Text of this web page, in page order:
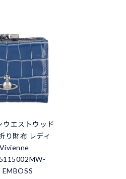
ウエストウッド
り財布 レディ